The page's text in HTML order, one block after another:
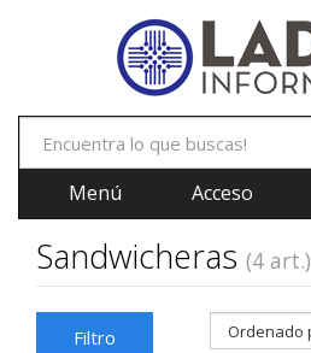
Menú Acceso
Sandwicheras (4 art.)
Filtro